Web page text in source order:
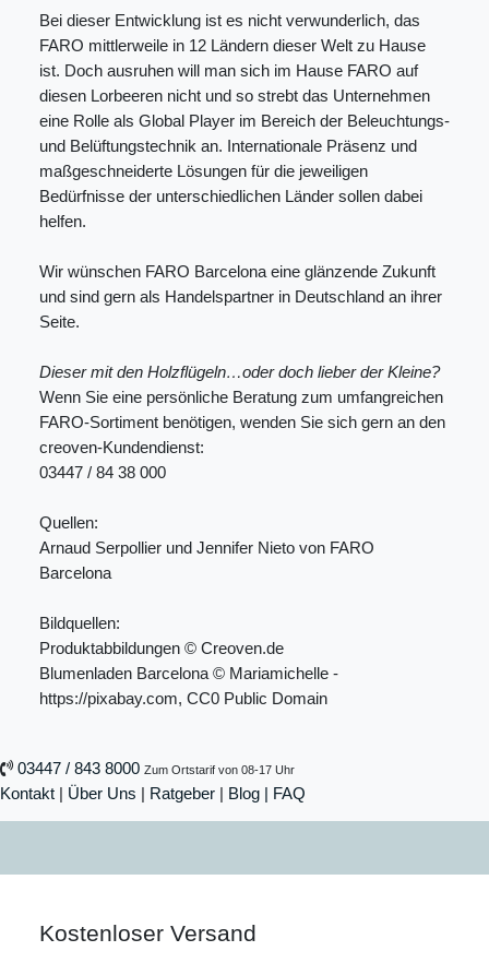
Bei dieser Entwicklung ist es nicht verwunderlich, das
FARO mittlerweile in 12 Ländern dieser Welt zu Hause
ist. Doch ausruhen will man sich im Hause FARO auf
diesen Lorbeeren nicht und so strebt das Unternehmen
eine Rolle als Global Player im Bereich der Beleuchtungs-
und Belüftungstechnik an. Internationale Präsenz und
maßgeschneiderte Lösungen für die jeweiligen
Bedürfnisse der unterschiedlichen Länder sollen dabei
helfen.
Wir wünschen FARO Barcelona eine glänzende Zukunft
und sind gern als Handelspartner in Deutschland an ihrer
Seite.
Dieser mit den Holzflügeln…oder doch lieber der Kleine?
Wenn Sie eine persönliche Beratung zum umfangreichen
FARO-Sortiment benötigen, wenden Sie sich gern an den
creoven-Kundendienst:
03447 / 84 38 000
Quellen:
Arnaud Serpollier und Jennifer Nieto von FARO
Barcelona
Bildquellen:
Produktabbildungen © Creoven.de
Blumenladen Barcelona © Mariamichelle -
https://pixabay.com, CC0 Public Domain
03447 / 843 8000 Zum Ortstarif von 08-17 Uhr
Kontakt | Über Uns | Ratgeber | Blog | FAQ
Kostenloser Versand